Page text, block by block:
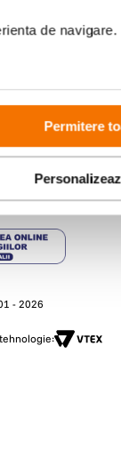
de
Permitere
- 2026